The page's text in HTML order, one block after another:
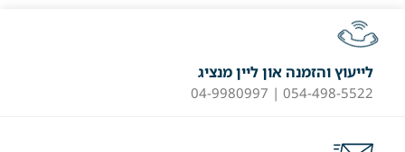
לייעוץ והזמנה און ליין מנציג
054-498-5522 | 04-9980997